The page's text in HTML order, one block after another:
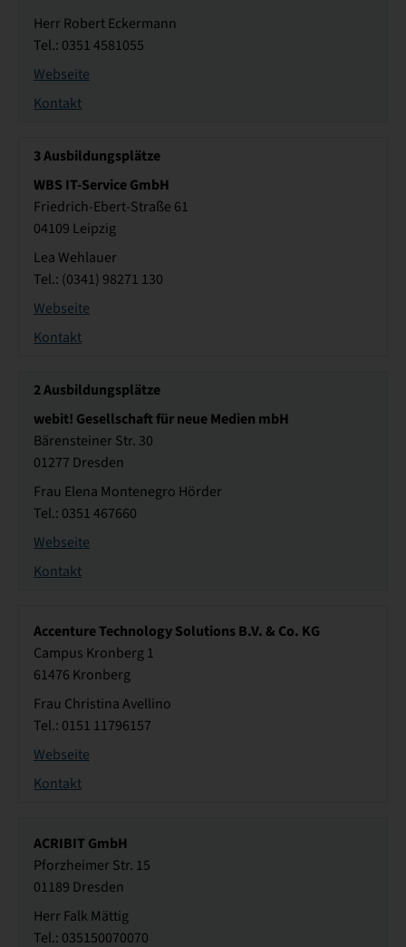
Herr Robert Eckermann
Tel.: 0351 4581055
Webseite
Kontakt
3Ausbildungsplätze
WBS IT-Service GmbH
Friedrich-Ebert-Straße 61
04109 Leipzig
Lea Wehlauer
Tel.: (0341) 98271 130
Webseite
Kontakt
2Ausbildungsplätze
webit! Gesellschaft für neue Medien mbH
Bärensteiner Str. 30
01277 Dresden
Frau Elena Montenegro Hörder
Tel.: 0351 467660
Webseite
Kontakt
Accenture Technology Solutions B.V. & Co. KG
Campus Kronberg 1
61476 Kronberg
Frau Christina Avellino
Tel.: 0151 11796157
Webseite
Kontakt
ACRIBIT GmbH
Pforzheimer Str. 15
01189 Dresden
Herr Falk Mättig
Tel.: 035150070070